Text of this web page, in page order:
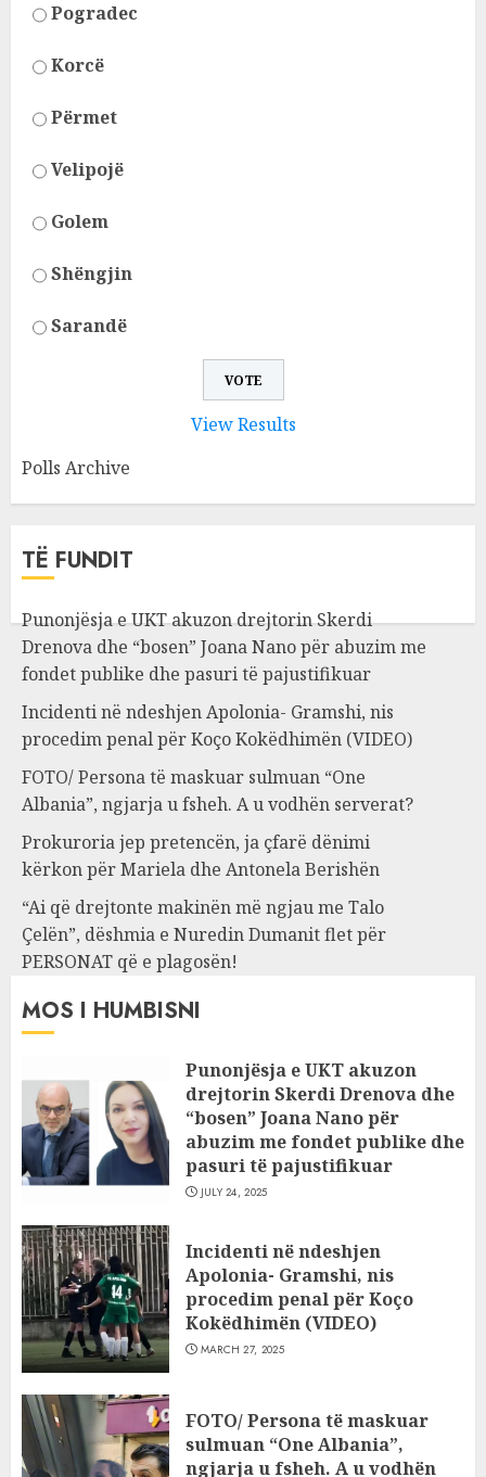
Pogradec
Korcë
Përmet
Velipojë
Golem
Shëngjin
Sarandë
View Results
Polls Archive
TË FUNDIT
Punonjësja e UKT akuzon drejtorin Skerdi
Drenova dhe “bosen” Joana Nano për abuzim me
fondet publike dhe pasuri të pajustifikuar
Incidenti në ndeshjen Apolonia- Gramshi, nis
procedim penal për Koço Kokëdhimën (VIDEO)
FOTO/ Persona të maskuar sulmuan “One
Albania”, ngjarja u fsheh. A u vodhën serverat?
Prokuroria jep pretencën, ja çfarë dënimi
kërkon për Mariela dhe Antonela Berishën
“Ai që drejtonte makinën më ngjau me Talo
Çelën”, dëshmia e Nuredin Dumanit flet për
PERSONAT që e plagosën!
MOS I HUMBISNI
Punonjësja e UKT akuzon
drejtorin Skerdi Drenova dhe
“bosen” Joana Nano për
abuzim me fondet publike dhe
pasuri të pajustifikuar
JULY 24, 2025
Incidenti në ndeshjen
Apolonia- Gramshi, nis
procedim penal për Koço
Kokëdhimën (VIDEO)
MARCH 27, 2025
FOTO/ Persona të maskuar
sulmuan “One Albania”,
ngjarja u fsheh. A u vodhën